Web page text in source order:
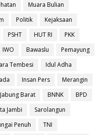
Muara Bulian
Politik
Kejaksaan
PSHT HUT RI
PKK
IWO Bawaslu
Pemayung
Tembesi
Idul Adha
Insan Pers
Merangin
Barat BNNK
BPD
Jambi
Sarolangun
Penuh
TNI